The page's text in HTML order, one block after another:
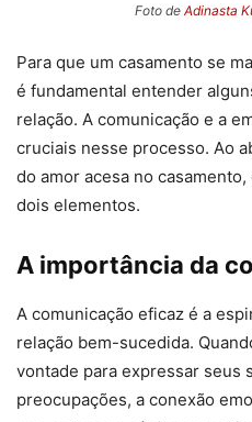
Foto de Adinasta
Para que um casamento se
é fundamental entender
relação. A comunicação e a
cruciais nesse processo. Ao
do amor acesa no
dois elementos.
A importância da
A comunicação eficaz é a
relação bem-sucedida.
vontade para expressar seus
preocupações, a conexão